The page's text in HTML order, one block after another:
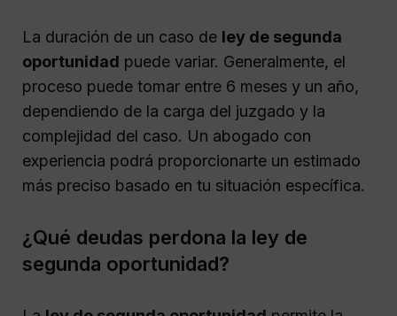
La duración de un caso de ley de segunda
oportunidad puede variar. Generalmente, el
proceso puede tomar entre 6 meses y un año,
dependiendo de la carga del juzgado y la
complejidad del caso. Un abogado con
experiencia podrá proporcionarte un estimado
más preciso basado en tu situación específica.
¿Qué deudas perdona la ley de
segunda oportunidad?